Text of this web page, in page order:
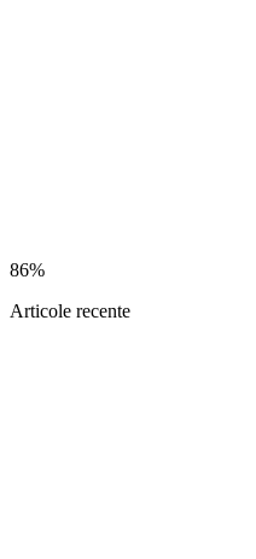
86%
Articole recente